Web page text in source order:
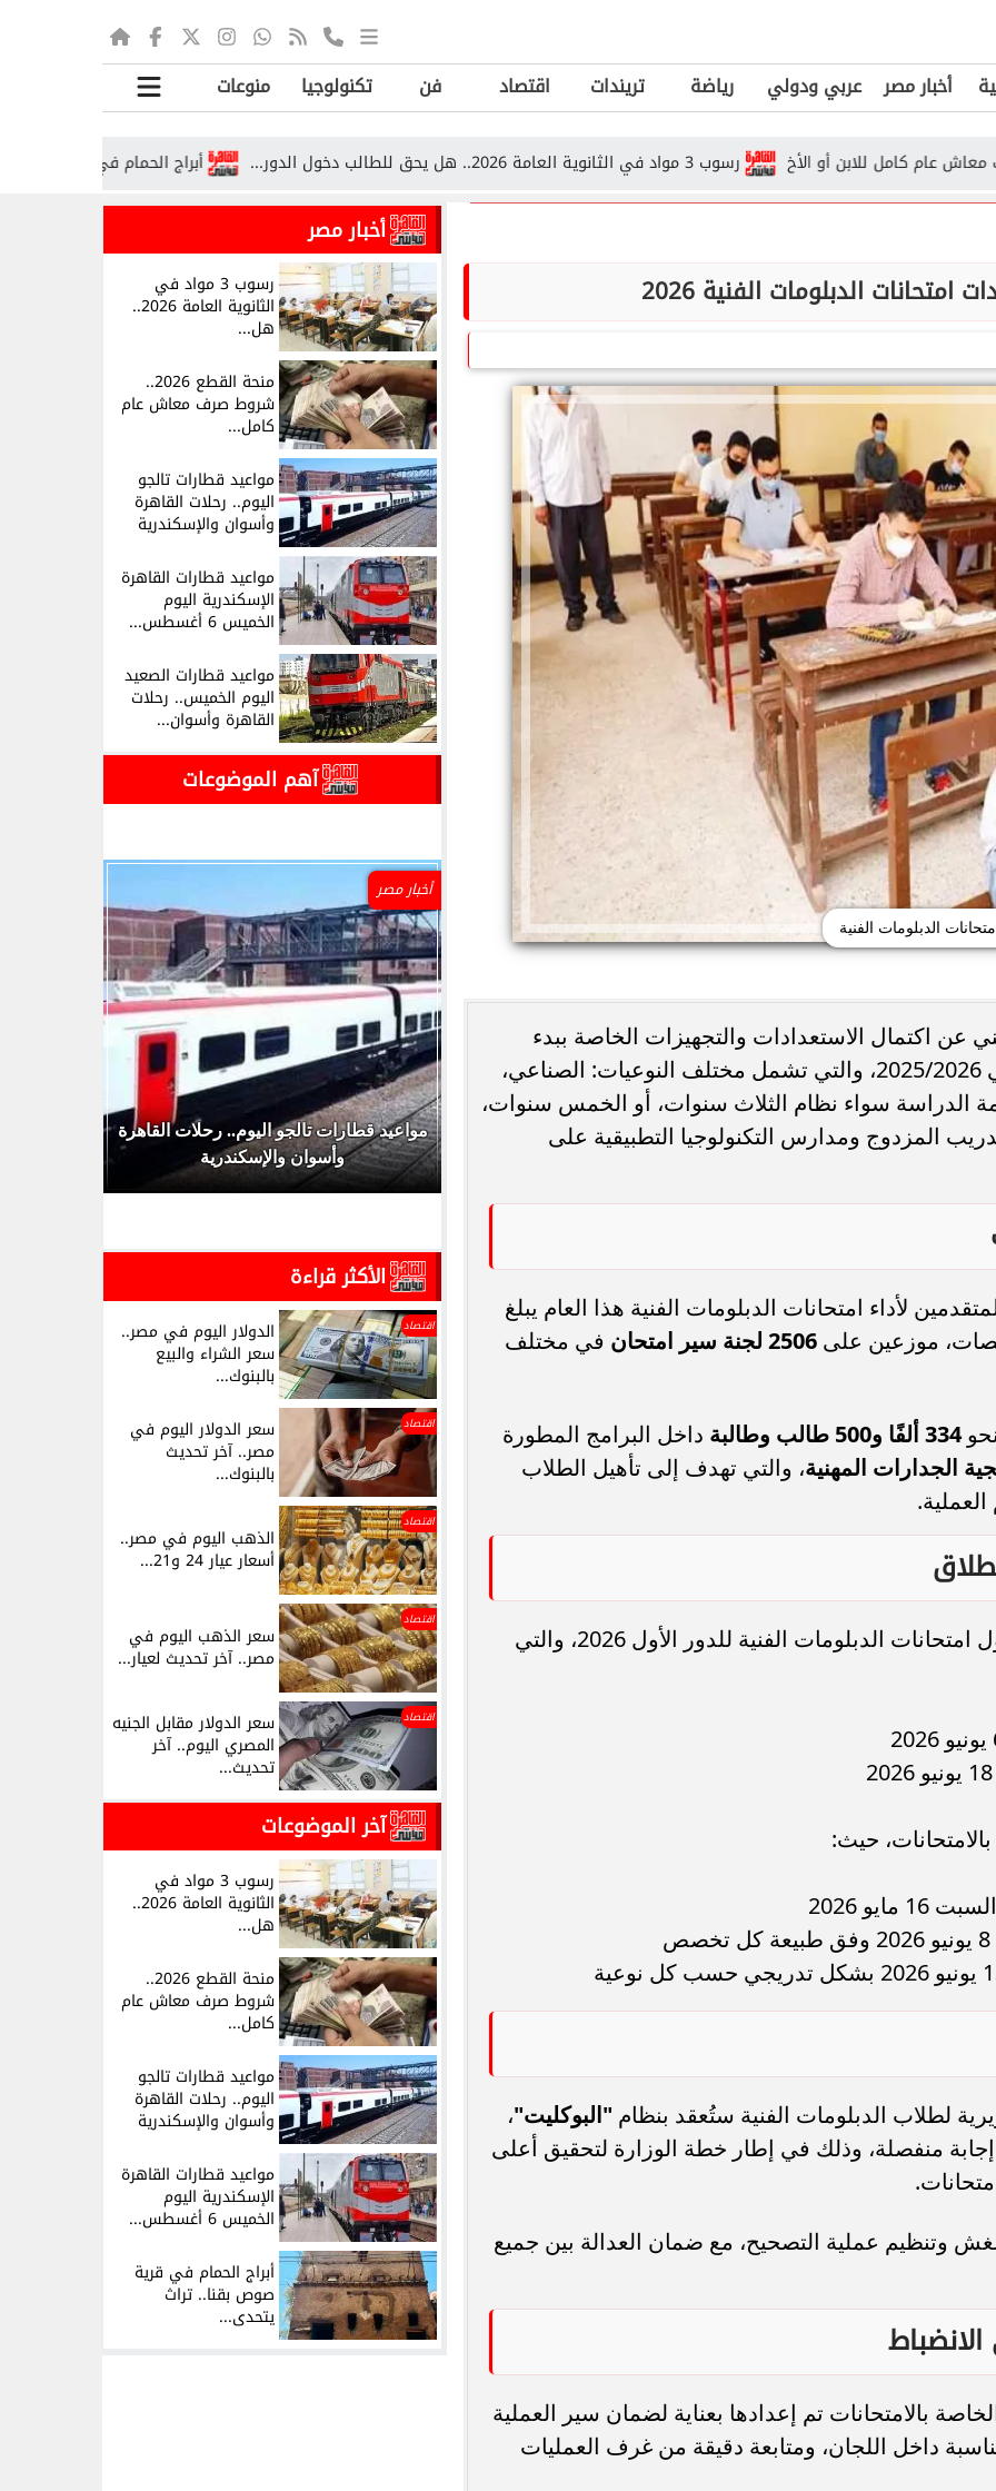
أخبار مصر عربي ودولي رياضة تريندات اقتصاد فن تكنولوجيا منوعات
أبراج الحمام في قرية صوص بقنا.. تراث رسوب 3 مواد في الثانوية العامة 2026.. هل يحق للطالب دخول الدور...
الدبلومات الفنية 2026
الدبلومات الفنية
عن اكتمال الاستعدادات والتجهيزات الخاصة ببدء
للعام الدراسي 2025/2026، والتي تشمل مختلف النوعيات: الصناعي،
الدراسة سواء نظام الثلاث سنوات، أو الخمس سنوات،
المزدوج ومدارس التكنولوجيا التطبيقية على
لأداء امتحانات الدبلومات الفنية هذا العام يبلغ
موزعين على 2506 لجنة سير امتحان في مختلف
334 ألفًا و500 طالب وطالبة
داخل البرامج المطورة
الجدارات المهنية، والتي تهدف إلى تأهيل الطلاب
وفي إطار التنظيم، اعتمدت الوزارة جداول امتحانات الدبلومات الفنية للدور الأول 2026، والتي
حيث:
2026
لطلاب الدبلومات الفنية ستُعقد بنظام "البوكليت"،
منفصلة، وذلك في إطار خطة الوزارة لتحقيق أعلى
وتنظيم عملية التصحيح، مع ضمان العدالة بين جميع
بالامتحانات تم إعدادها بعناية لضمان سير العملية
داخل اللجان، ومتابعة دقيقة من غرف العمليات
أخبار مصر
رسوب 3 مواد في
الثانوية العامة 2026..
هل...
منحة القطع 2026..
شروط صرف معاش عام
كامل...
مواعيد قطارات تالجو
اليوم.. رحلات القاهرة
وأسوان والإسكندرية
مواعيد قطارات القاهرة
الإسكندرية اليوم
الخميس 6 أغسطس...
مواعيد قطارات الصعيد
اليوم الخميس.. رحلات
القاهرة وأسوان...
آهم الموضوعات
رسوب 3 مواد في الثانوية العامة 2026.. هل
منحة القطع 2026.. شروط صرف معاش عام
أخبار مصر
مواعيد قطارات تالجو اليوم.. رحلات القاهرة
وأسوان والإسكندرية
الأكثر قراءة
اقتصاد الدولار اليوم في مصر..
سعر الشراء والبيع
بالبنوك...
اقتصاد سعر الدولار اليوم في
مصر.. آخر تحديث
بالبنوك...
اقتصاد
الذهب اليوم في مصر..
أسعار عيار 24 و21...
اقتصاد
سعر الذهب اليوم في
مصر.. آخر تحديث لعيار...
اقتصاد سعر الدولار مقابل الجنيه
المصري اليوم.. آخر
تحديث...
آخر الموضوعات
رسوب 3 مواد في
الثانوية العامة 2026..
هل...
منحة القطع 2026..
شروط صرف معاش عام
كامل...
مواعيد قطارات تالجو
اليوم.. رحلات القاهرة
وأسوان والإسكندرية
مواعيد قطارات القاهرة
الإسكندرية اليوم
الخميس 6 أغسطس...
أبراج الحمام في قرية
صوص بقنا.. تراث
يتحدى...